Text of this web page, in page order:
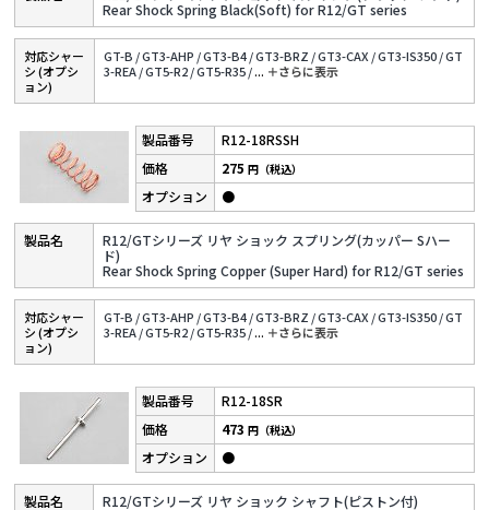
Rear Shock Spring Black(Soft) for R12/GT series
対応シャー
シ (オプシ
ョン)
GT-B /GT3-AHP /GT3-B4 /GT3-BRZ /GT3-CAX /GT3-IS350 /GT
3-REA /GT5-R2 /GT5-R35 /... ＋さらに表⽰
R12-18RSSH
R12/GTシリーズ リヤ ショック スプリング(カッパー Sハー
ド)
Rear Shock Spring Copper (Super Hard) for R12/GT series
275円（税込）
●
対応シャー
シ (オプシ
ョン)
GT-B /GT3-AHP /GT3-B4 /GT3-BRZ /GT3-CAX /GT3-IS350 /GT
3-REA /GT5-R2 /GT5-R35 /... ＋さらに表⽰
R12-18SR
R12/GTシリーズ リヤ ショック シャフト(ピストン付)
473円（税込）
●